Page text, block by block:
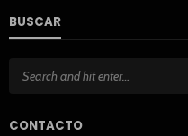
BUSCAR
CONTACTO